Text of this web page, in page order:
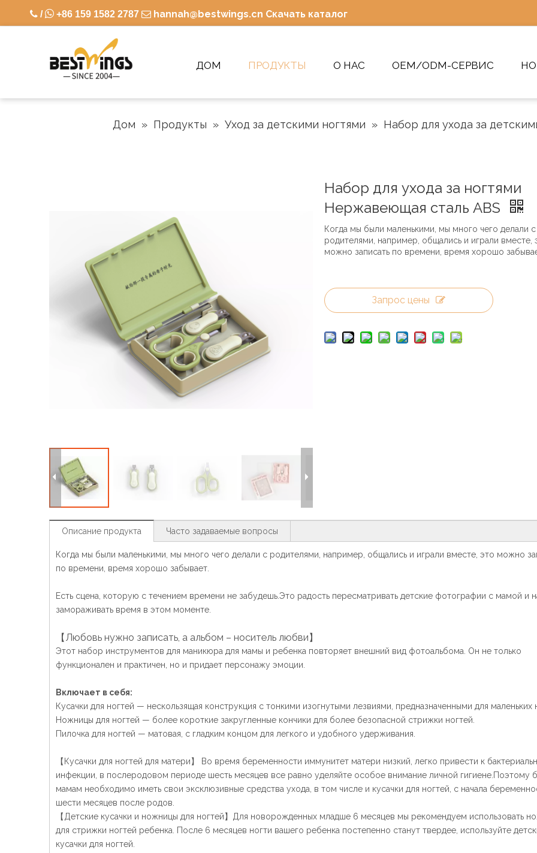
 / +86 159 1582 2787  hannah@bestwings.cn Скачать каталог
ДОМ ПРОДУКТЫ О НАС OEM/ODM-СЕРВИС
Дом » Продукты » Уход за детскими ногтями » Набор для ухода за
Набор для ухода за ногтями
Нержавеющая сталь ABS
Когда мы были маленькими, мы много чего делали с
родителями, например, общались и играли вместе,
можно записать по времени, время хорошо
Запрос цены
Описание продукта Часто задаваемые вопросы
Когда мы были маленькими, мы много чего делали с родителями, например, общались и играли вместе, это можно
по времени, время хорошо забывает.
Есть сцена, которую с течением времени не забудешь.Это радость пересматривать детские фотографии с мамой и
замораживать время в этом моменте.
【Любовь нужно записать, а альбом – носитель любви】
Этот набор инструментов для маникюра для мамы и ребенка повторяет внешний вид фотоальбома. Он не только
функционален и практичен, но и придает персонажу эмоции.
Включает в себя:
Кусачки для ногтей — нескользящая конструкция с тонкими изогнутыми лезвиями, предназначенными для маленьких
Ножницы для ногтей — более короткие закругленные кончики для более безопасной стрижки ногтей.
Пилочка для ногтей — матовая, с гладким концом для легкого и удобного удерживания.
【Кусачки для ногтей для матери】 Во время беременности иммунитет матери низкий, легко привести к
инфекции, в послеродовом периоде шесть месяцев все равно уделяйте особое внимание личной гигиене.Поэтому
мамам необходимо иметь свои эксклюзивные средства ухода, в том числе и кусачки для ногтей, с начала
шести месяцев после родов.
【Детские кусачки и ножницы для ногтей】Для новорожденных младше 6 месяцев мы рекомендуем использовать
для стрижки ногтей ребенка. После 6 месяцев ногти вашего ребенка постепенно станут твердее, используйте
кусачки для ногтей.
2024-06-20
требует правильных